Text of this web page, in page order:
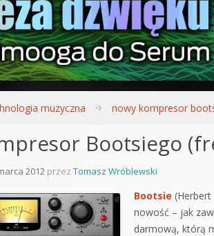
Synteza dźwięku 🔥
Produkcja muzyczna w
Bitwig Studio od podstaw
Sound Forge od podstaw
Kontakt 5 Kompendium
muzyczna nowy kompresor
Bootsiego
2012 przez Tomasz Wróblewski
Bootsie (Herbert
nowość – jak
darmową, którą